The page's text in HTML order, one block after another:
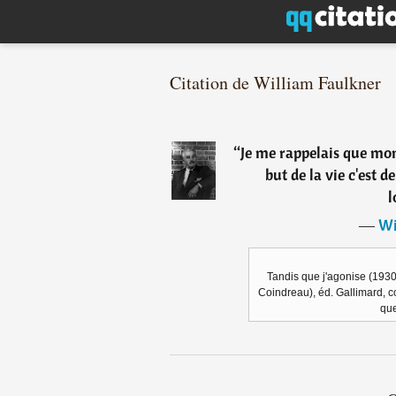
Citation de William Faulkner
“Je me rappelais que
but de la vie c'est
―
Tandis que j'agonise
Coindreau), éd. Gallimard,